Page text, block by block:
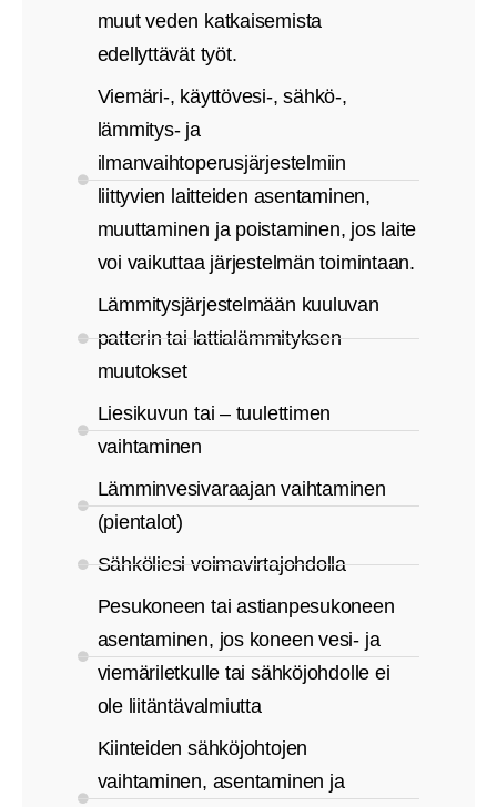
muut veden katkaisemista
edellyttävät työt.
Viemäri-, käyttövesi-, sähkö-,
lämmitys- ja
ilmanvaihtoperusjärjestelmiin
liittyvien laitteiden asentaminen,
muuttaminen ja poistaminen, jos laite
voi vaikuttaa järjestelmän toimintaan.
Lämmitysjärjestelmään kuuluvan
patterin tai lattialämmityksen
muutokset
Liesikuvun tai – tuulettimen
vaihtaminen
Lämminvesivaraajan vaihtaminen
(pientalot)
Sähköliesi voimavirtajohdolla
Pesukoneen tai astianpesukoneen
asentaminen, jos koneen vesi- ja
viemäriletkulle tai sähköjohdolle ei
ole liitäntävalmiutta
Kiinteiden sähköjohtojen
vaihtaminen, asentaminen ja